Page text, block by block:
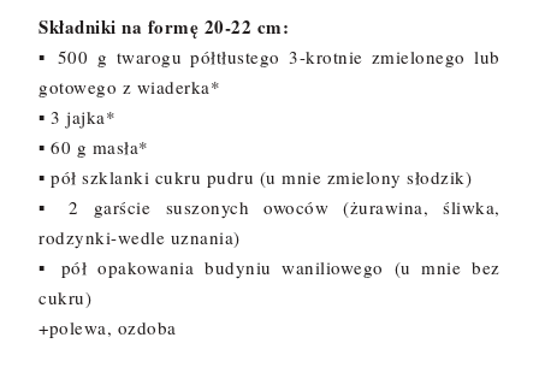
Składniki na formę 20-22 cm:
▪ 500 g twarogu półtłustego 3-krotnie zmielonego lub
gotowego z wiaderka*
▪ 3 jajka*
▪ 60 g masła*
▪ pół szklanki cukru pudru (u mnie zmielony słodzik)
▪ 2 garście suszonych owoców (żurawina, śliwka,
rodzynki-wedle uznania)
▪ pół opakowania budyniu waniliowego (u mnie bez
cukru)
+polewa, ozdoba